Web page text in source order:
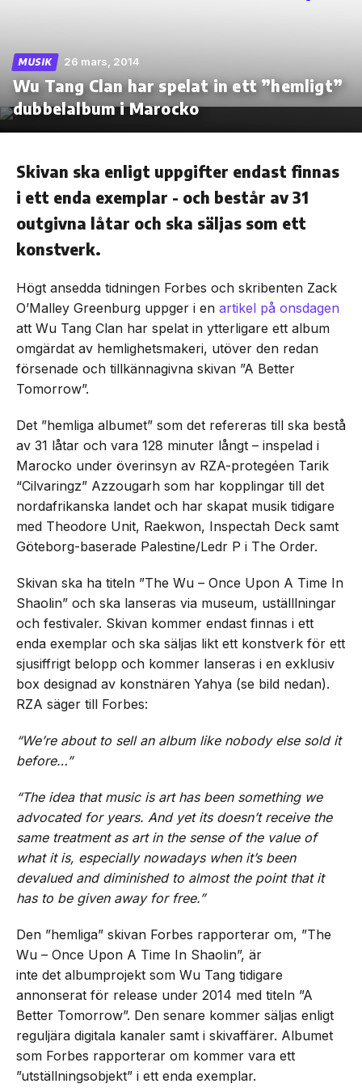
Skip
the
MUSIK 26 mars, 2014
Wu Tang Clan har spelat in ett ”hemligt”
dubbelalbum i Marocko
Skivan ska enligt uppgifter endast finnas
i ett enda exemplar - och består av 31
outgivna låtar och ska säljas som ett
konstverk.
Högt ansedda tidningen Forbes och skribenten Zack
O’Malley Greenburg uppger i en artikel på onsdagen
att Wu Tang Clan har spelat in ytterligare ett album
omgärdat av hemlighetsmakeri, utöver den redan
försenade och tillkännagivna skivan ”A Better
Tomorrow”.
Det ”hemliga albumet” som det refereras till ska bestå
av 31 låtar och vara 128 minuter långt – inspelad i
Marocko under överinsyn av RZA-protegéen Tarik
“Cilvaringz” Azzougarh som har kopplingar till det
nordafrikanska landet och har skapat musik tidigare
med Theodore Unit, Raekwon, Inspectah Deck samt
Göteborg-baserade Palestine/Ledr P i The Order.
Skivan ska ha titeln ”The Wu – Once Upon A Time In
Shaolin” och ska lanseras via museum, uställlningar
och festivaler. Skivan kommer endast finnas i ett
enda exemplar och ska säljas likt ett konstverk för ett
sjusiffrigt belopp och kommer lanseras i en exklusiv
box designad av konstnären Yahya (se bild nedan).
RZA säger till Forbes:
“We’re about to sell an album like nobody else sold it
before…”
“The idea that music is art has been something we
advocated for years. And yet its doesn’t receive the
same treatment as art in the sense of the value of
what it is, especially nowadays when it’s been
devalued and diminished to almost the point that it
has to be given away for free.”
Den ”hemliga” skivan Forbes rapporterar om, ”The
Wu – Once Upon A Time In Shaolin”, är
inte det albumprojekt som Wu Tang tidigare
annonserat för release under 2014 med titeln ”A
Better Tomorrow”. Den senare kommer säljas enligt
reguljära digitala kanaler samt i skivaffärer. Albumet
som Forbes rapporterar om kommer vara ett
”utställningsobjekt” i ett enda exemplar.